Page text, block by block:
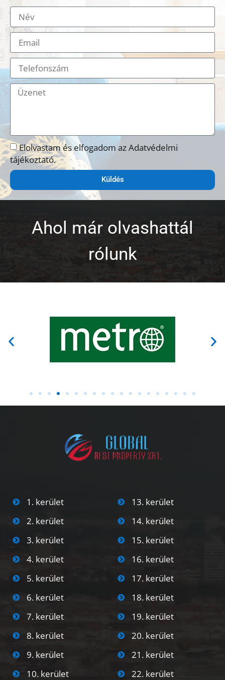
Elolvastam és elfogadom az Adatvédelmi
tájékoztató.
Küldés
Ahol már olvashattál
rólunk
1. kerület
2. kerület
3. kerület
4. kerület
5. kerület
6. kerület
7. kerület
8. kerület
9. kerület
10. kerület
13. kerület
14. kerület
15. kerület
16. kerület
17. kerület
18. kerület
19. kerület
20. kerület
21. kerület
22. kerület